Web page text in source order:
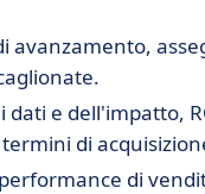
avanzamento,
dati e dell'impatto,
di
di